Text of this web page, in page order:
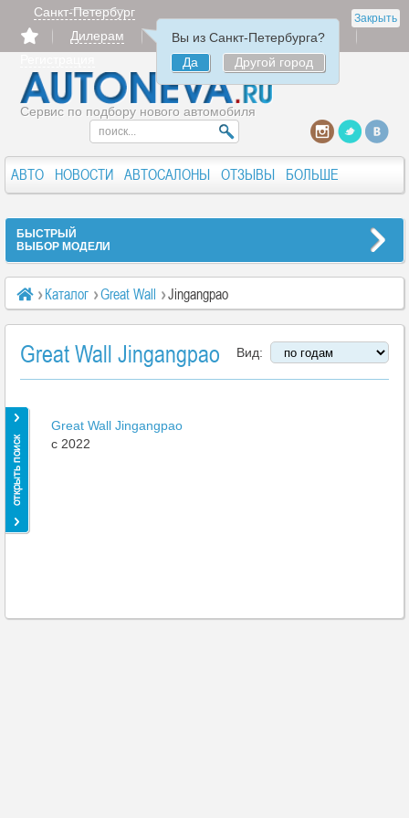
Закрыть
Санкт-Петербург
Вы из Санкт-Петербурга?
Да
Другой город
Дилерам Продать
Авторизация
Сервис по подбору нового автомобиля
АВТО НОВОСТИ АВТОСАЛОНЫ ОТЗЫВЫ БОЛЬШЕ
БЫСТРЫЙ
ВЫБОР МОДЕЛИ
Каталог Great Wall Jingangpao
Вид:
Great Wall Jingangpao
Great Wall Jingangpao
c 2022